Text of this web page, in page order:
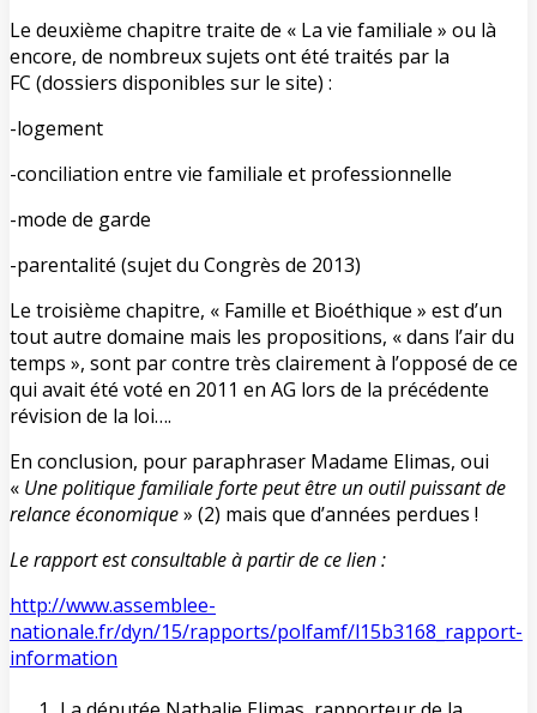
Le deuxième chapitre traite de « La vie familiale » ou là
encore, de nombreux sujets ont été traités par la
FC (dossiers disponibles sur le site) :
-logement
-conciliation entre vie familiale et professionnelle
-mode de garde
-parentalité (sujet du Congrès de 2013)
Le troisième chapitre, « Famille et Bioéthique » est d’un
tout autre domaine mais les propositions, « dans l’air du
temps », sont par contre très clairement à l’opposé de ce
qui avait été voté en 2011 en AG lors de la précédente
révision de la loi….
En conclusion, pour paraphraser Madame Elimas, oui
« Une politique familiale forte peut être un outil puissant de
relance économique» (2) mais que d’années perdues !
Le rapport est consultable à partir de ce lien :
http://www.assemblee-
nationale.fr/dyn/15/rapports/polfamf/l15b3168_rapport-
information